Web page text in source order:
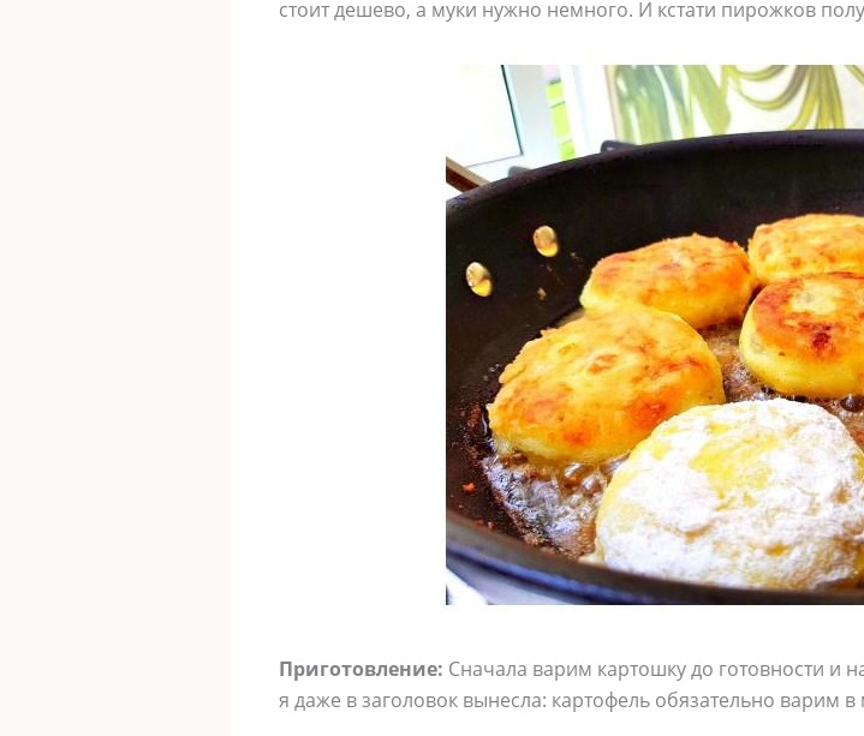
стоит дешево, а муки нужно немного. И кстати пирожков
Приготовление: Сначала варим картошку до готовности и
я даже в заголовок вынесла: картофель обязательно варим в